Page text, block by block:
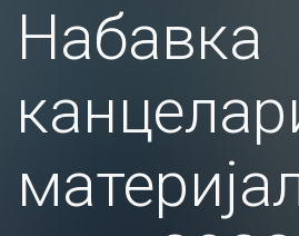
Набавка